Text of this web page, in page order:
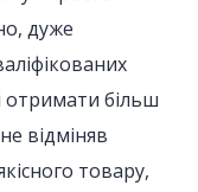
дуже
отримати більш
відміняв
товару,